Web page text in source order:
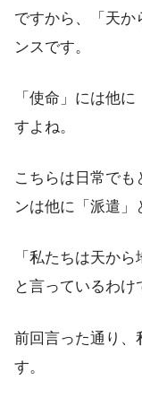
ですから、「天か
ンスです。
「使命」には他
すよね。
こちらは日常でも
ンは他に「派遣」
「私たちは天か
と言っているわけ
前回言った通り、
す。